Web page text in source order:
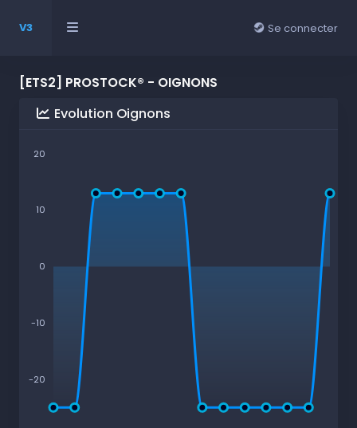
V3 Se connecter
[ETS2] PROSTOCK® - OIGNONS
Evolution Oignons
20
10
0
-10
-20